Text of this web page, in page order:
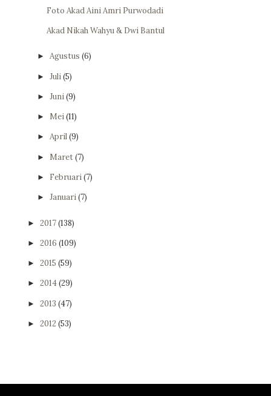
Foto Akad Aini Amri Purwodadi
Akad Nikah Wahyu & Dwi Bantul
► Agustus (6)
► Juli(5)
► Juni(9)
► Mei(11)
► April(9)
► Maret(7)
► Februari(7)
► Januari(7)
► 2017(138)
► 2016 (109)
► 2015 (59)
► 2014(29)
► 2013 (47)
► 2012 (53)